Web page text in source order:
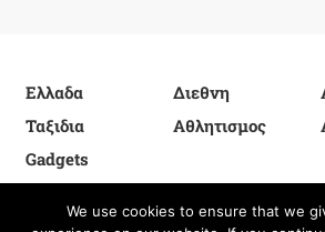
Ελλαδα Διεθνη
Ταξιδια
Αθλητισμος
Gadgets
We use cookies to ensure that we